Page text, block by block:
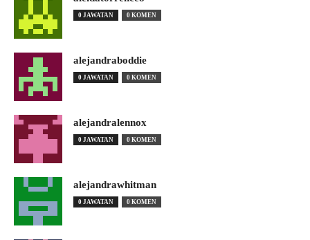
0 JAWATAN 0 KOMEN
alejandraboddie
0 JAWATAN 0 KOMEN
alejandralennox
0 JAWATAN 0 KOMEN
alejandrawhitman
0 JAWATAN 0 KOMEN